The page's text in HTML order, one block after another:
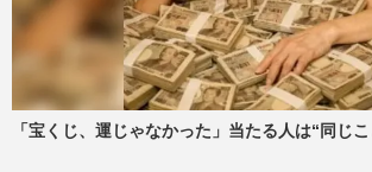
「宝くじ、運じゃなかった」当たる人は“同じ